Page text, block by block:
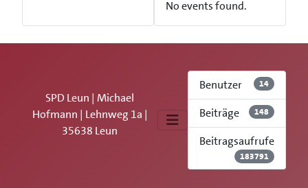
No events found.
SPD Leun | Michael
Hofmann | Lehnweg 1a |
35638 Leun
Benutzer 14
Beiträge 148
Beitragsaufrufe
183791